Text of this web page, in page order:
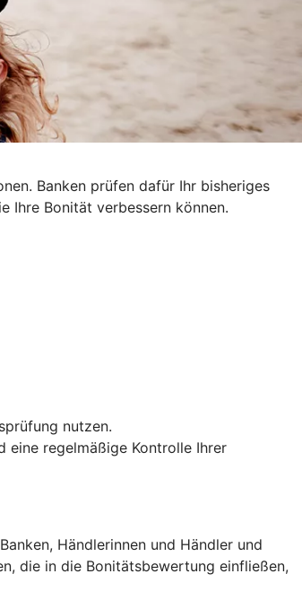
Banken prüfen dafür Ihr bisheriges
Ihre Bonität verbessern können.
nutzen.
eine regelmäßige Kontrolle Ihrer
Händlerinnen und Händler und
die in die Bonitätsbewertung einfließen,